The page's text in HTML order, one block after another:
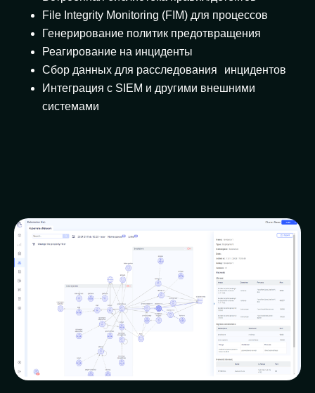
File Integrity Monitoring (FIM) для процессов
Генерирование политик предотвращения
Реагирование на инциденты
Сбор данных для расследования инцидентов
Интеграция с SIEM и другими внешними
системами